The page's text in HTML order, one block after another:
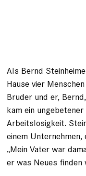
Als Bernd
Hause vier
Bruder und er,
kam ein
Arbeitslosigkeit.
einem
„Mein Vater war
er was Neues finden